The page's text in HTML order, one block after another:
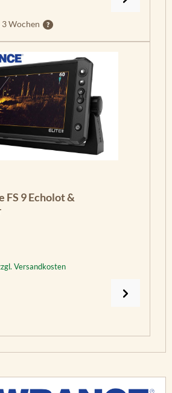
3 Wochen
FS 9 Echolot &
Versandkosten